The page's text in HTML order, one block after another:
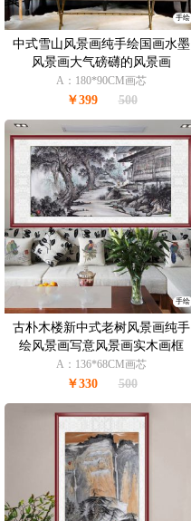
手绘
中式雪山风景画纯手绘国画水墨
风景画大气磅礴的风景画
A：180*90CM画芯
￥399 500
手绘
古朴木楼新中式老树风景画纯手
绘风景画写意风景画实木画框
A：136*68CM画芯
￥330 500